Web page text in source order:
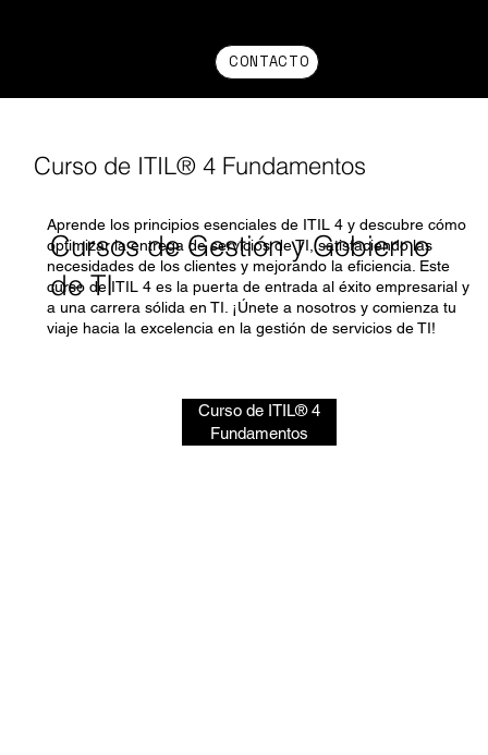
CONTACTO
Cursos de Gestión y Gobierno
de TI
Curso de ITIL® 4 Fundamentos
Aprende los principios esenciales de ITIL 4 y descubre cómo
optimizar la entrega de servicios de TI, satisfaciendo las
necesidades de los clientes y mejorando la eficiencia. Este
curso de ITIL 4 es la puerta de entrada al éxito empresarial y
a una carrera sólida en TI. ¡Únete a nosotros y comienza tu
viaje hacia la excelencia en la gestión de servicios de TI!
Curso de ITIL® 4
Fundamentos